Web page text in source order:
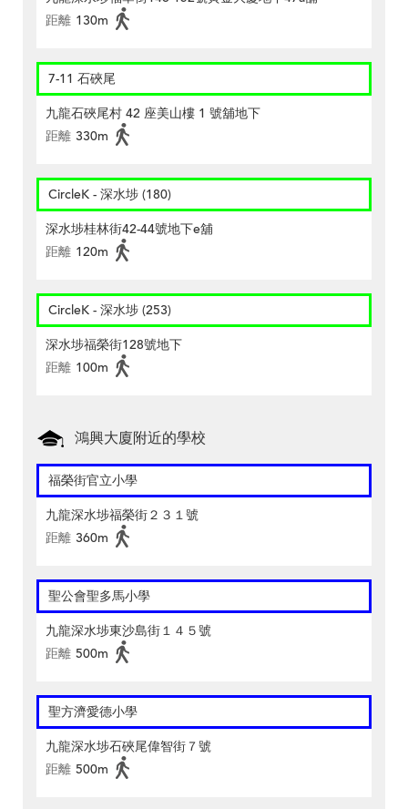
距離 130m
7-11 石硤尾
九龍石硤尾村 42 座美山樓 1 號舖地下
距離 330m
CircleK - 深水埗 (180)
深水埗桂林街42-44號地下e舖
距離 120m
CircleK - 深水埗 (253)
深水埗福榮街128號地下
距離 100m
鴻興大廈附近的學校
福榮街官立小學
九龍深水埗福榮街２３１號
距離 360m
聖公會聖多馬小學
九龍深水埗東沙島街１４５號
距離 500m
聖方濟愛德小學
九龍深水埗石硤尾偉智街７號
距離 500m